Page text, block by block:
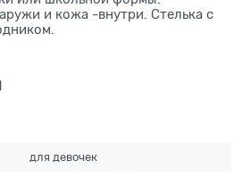
и кожа -внутри. Стелька с
для девочек